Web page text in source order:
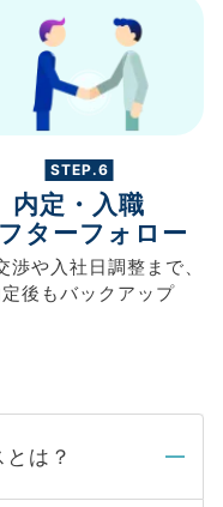
STEP.6
内定・入職
ターフォロー
渉や入社日調整まで、
後もバックアップ
は？